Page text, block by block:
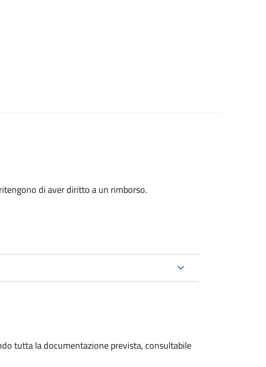
di aver diritto a un rimborso.
tutta la documentazione prevista, consultabile